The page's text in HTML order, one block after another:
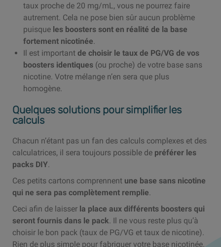
taux proche de 20 mg/mL, vous ne pourrez faire
autrement. Cela ne pose bien sûr aucun problème
puisque les boosters sont en réalité de la base
fortement nicotinée.
Il est important de choisir le taux de PG/VG de vos
boosters identiques (ou proche) de votre base sans
nicotine. Votre mélange n’en sera que plus
homogène.
Quelques solutions pour simplifier les
calculs
Chacun n’étant pas un fan des calculs complexes et des
calculatrices, il sera toujours possible de préférer les
packs DIY.
Ces petits cartons comprennent une base sans nicotine
qui ne sera pas complètement remplie.
Ceci afin de laisser la place aux différents boosters qui
seront fournis dans le pack. Il ne vous reste plus qu’à
choisir le bon pack (taux de PG/VG et taux de nicotine).
Rien de plus simple pour fabriquer votre base nicotinée.